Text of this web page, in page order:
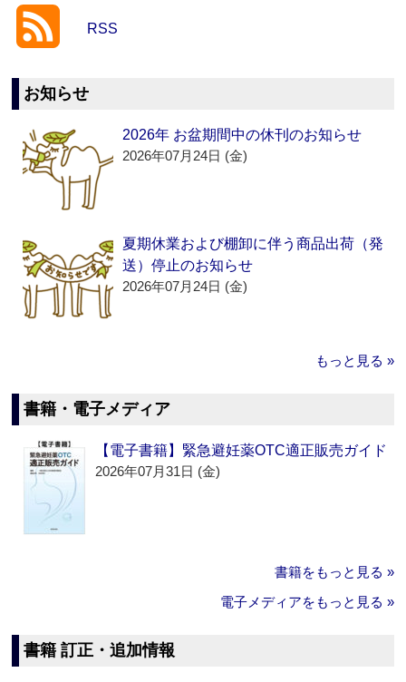
RSS
お知らせ
2026年 お盆期間中の休刊のお知らせ
2026年07月24日 (金)
夏期休業および棚卸に伴う商品出荷（発
送）停止のお知らせ
2026年07月24日 (金)
もっと見る »
書籍・電子メディア
【電子書籍】緊急避妊薬OTC適正販売ガイド
2026年07月31日 (金)
書籍をもっと見る »
電子メディアをもっと見る »
書籍 訂正・追加情報